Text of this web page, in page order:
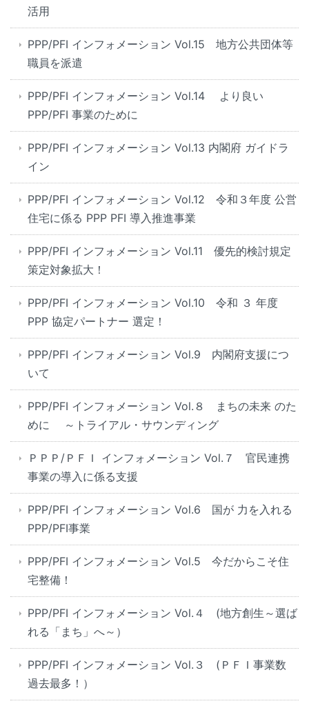
活用
PPP/PFI インフォメーション Vol.15 地方公共団体等
職員を派遣
PPP/PFI インフォメーション Vol.14 より良い
PPP/PFI 事業のために
PPP/PFI インフォメーション Vol.13 内閣府 ガイドラ
イン
PPP/PFI インフォメーション Vol.12 令和３年度 公営
住宅に係る PPP PFI 導入推進事業
PPP/PFI インフォメーション Vol.11 優先的検討規定
策定対象拡大！
PPP/PFI インフォメーション Vol.10 令和 ３ 年度
PPP 協定パートナー 選定！
PPP/PFI インフォメーション Vol.9 内閣府支援につ
いて
PPP/PFI インフォメーション Vol.８ まちの未来 のた
めに ～トライアル・サウンディング
ＰＰＰ/ＰＦＩ インフォメーション Vol.７ 官民連携
事業の導入に係る支援
PPP/PFI インフォメーション Vol.6 国が 力を入れる
PPP/PFI事業
PPP/PFI インフォメーション Vol.5 今だからこそ住
宅整備！
PPP/PFI インフォメーション Vol.４ (地方創生～選ば
れる「まち」へ～）
PPP/PFI インフォメーション Vol.３ (ＰＦＩ事業数
過去最多！）